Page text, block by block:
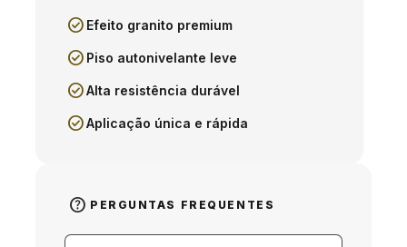
check_circle Efeito granito premium
check_circle Piso autonivelante leve
check_circleAlta resistência durável
check_circleAplicação única e rápida
help PERGUNTAS FREQUENTES